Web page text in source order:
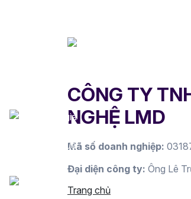
CÔNG TY
NGHỆ LMD
Mã số doanh nghiệp:
Đại diện công ty: Ông Lê
Trang chủ